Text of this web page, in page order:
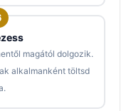
magától dolgozik.
alkalmanként töltsd